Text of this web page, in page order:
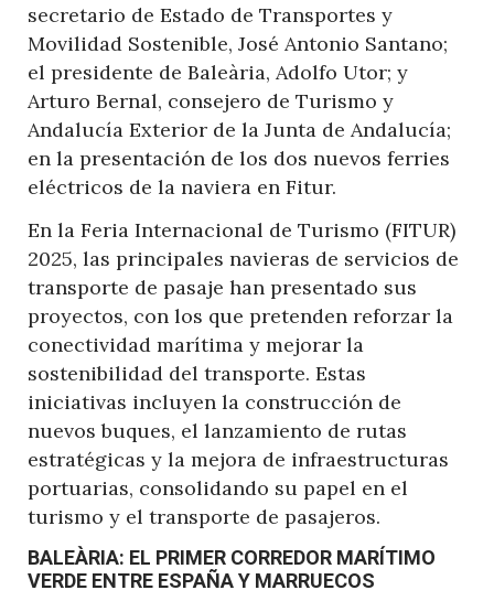
secretario de Estado de Transportes y
Movilidad Sostenible, José Antonio Santano;
el presidente de Baleària, Adolfo Utor; y
Arturo Bernal, consejero de Turismo y
Andalucía Exterior de la Junta de Andalucía;
en la presentación de los dos nuevos ferries
eléctricos de la naviera en Fitur.
En la Feria Internacional de Turismo (FITUR)
2025, las principales navieras de servicios de
transporte de pasaje han presentado sus
proyectos, con los que pretenden reforzar la
conectividad marítima y mejorar la
sostenibilidad del transporte. Estas
iniciativas incluyen la construcción de
nuevos buques, el lanzamiento de rutas
estratégicas y la mejora de infraestructuras
portuarias, consolidando su papel en el
turismo y el transporte de pasajeros.
BALEÀRIA: EL PRIMER CORREDOR MARÍTIMO
VERDE ENTRE ESPAÑA Y MARRUECOS